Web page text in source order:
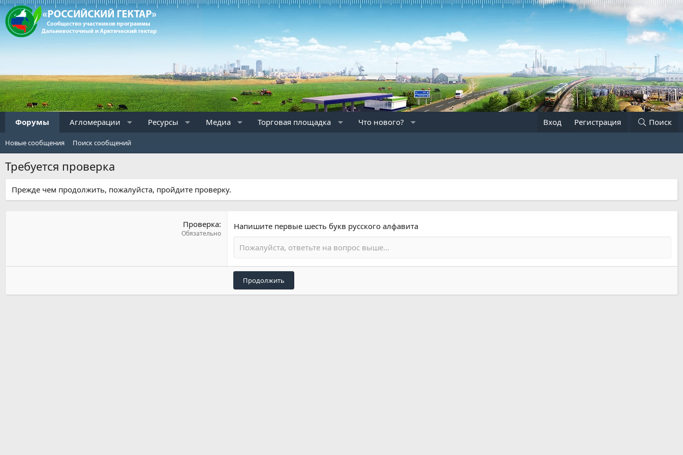
Форумы Агломерации Ресурсы Медиа Торговая площадка Что нового? Вход Регистрация Поиск
Новые сообщения Поиск сообщений
Требуется проверка
Прежде чем продолжить, пожалуйста, пройдите проверку.
Проверка
Обязательно
Напишите первые шесть букв русского алфавита
Продолжить